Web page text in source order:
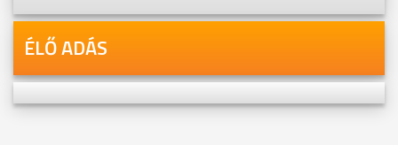
ÉLŐ ADÁS